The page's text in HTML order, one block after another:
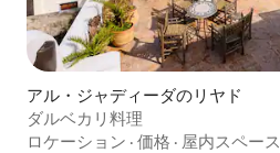
アル・ジャディーダのリヤド
ダルベカリ料理
ロケーション · 価格 · 屋内スペース